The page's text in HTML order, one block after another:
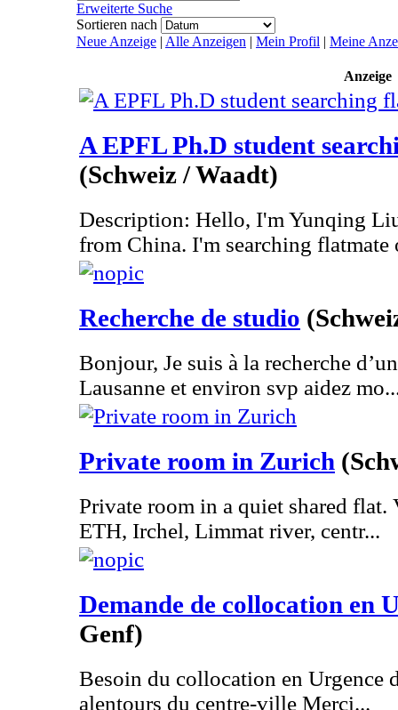
Erweiterte Suche
Sortieren nach
Neue Anzeige | Alle Anzeigen | Mein Profil | Meine
Anzeige
A EPFL Ph.D student
(Schweiz / Waadt)
Description: Hello, I'm Yunqing
from China. I'm searching flatmate
Recherche de studio
Bonjour, Je suis à la recherche
Lausanne et environ svp aidez
Private room in Zurich
Private room in a quiet shared flat.
ETH, Irchel, Limmat river, centr...
Demande de collocation en
Genf)
Besoin du collocation en Urgence
alentours du centre-ville Merci...